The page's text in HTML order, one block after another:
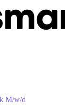
M/w/d